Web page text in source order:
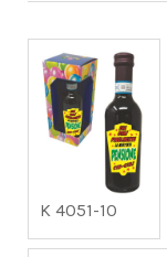
K 4051-10